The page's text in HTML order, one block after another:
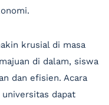
krusial di masa
di dalam, siswa
dan efisien. Acara
dapat